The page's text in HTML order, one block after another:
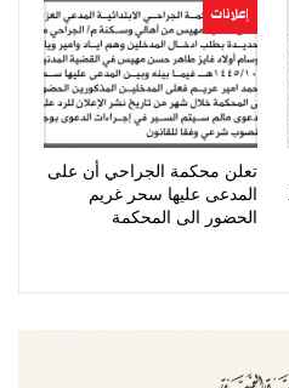
إعلانات
تعلن محكمة الجراحي أن على
المدعى عليها سحر غريم
الحضور الى المحكمة